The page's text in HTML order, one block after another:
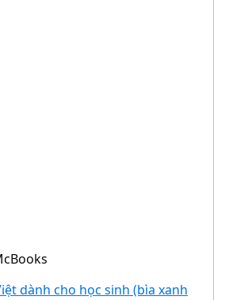
dành cho học sinh (bìa xanh